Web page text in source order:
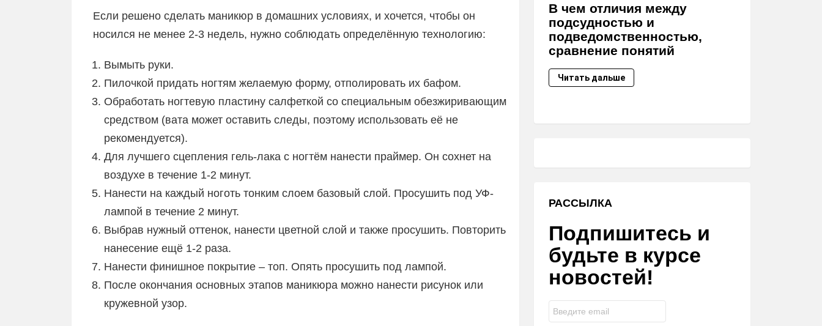
Если решено сделать маникюр в домашних условиях, и хочется, чтобы он
носился не менее 2-3 недель, нужно соблюдать определённую технологию:
Вымыть руки.
Пилочкой придать ногтям желаемую форму, отполировать их бафом.
Обработать ногтевую пластину салфеткой со специальным обезжиривающим
средством (вата может оставить следы, поэтому использовать её не
рекомендуется).
Для лучшего сцепления гель-лака с ногтём нанести праймер. Он сохнет на
воздухе в течение 1-2 минут.
Нанести на каждый ноготь тонким слоем базовый слой. Просушить под УФ-
лампой в течение 2 минут.
Выбрав нужный оттенок, нанести цветной слой и также просушить. Повторить
нанесение ещё 1-2 раза.
Нанести финишное покрытие – топ. Опять просушить под лампой.
После окончания основных этапов маникюра можно нанести рисунок или
кружевной узор.
В чем отличия между
подсудностью и
подведомственностью,
сравнение понятий
Читать дальше
РАССЫЛКА
Подпишитесь и
будьте в курсе
новостей!